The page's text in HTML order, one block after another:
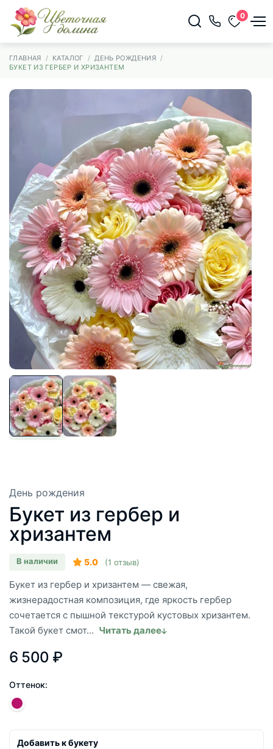
0
ГЛАВНАЯ КАТАЛОГ
ДЕНЬ РОЖДЕНИЯ
БУКЕТ ИЗ ГЕРБЕР И ХРИЗАНТЕМ
День рождения
Букет из гербер и
хризантем
В наличии 5.0 (1 отзыв)
Букет из гербер и хризантем — свежая,
жизнерадостная композиция, где яркость гербер
сочетается с пышной текстурой кустовых хризантем.
Такой букет смот... Читать далее
6 500 ₽
Оттенок:
Добавить к букету